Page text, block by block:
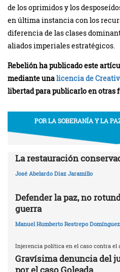
de los oprimidos y los
en última instancia con los
diferencia de las clases
aliados imperiales estratégicos.
Rebelión ha publicado este
mediante unalicencia de
libertad para publicarlo en otras
POR LA SOBERANÍA Y LA
La restauración
José Abelardo Diaz Jaramillo
Defender la paz, no
guerra
Manuel Humberto Restrepo Domínguez
Injerencia política en el caso contra el
Gravísima denuncia del